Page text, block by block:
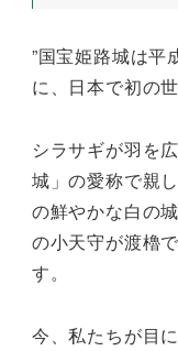
”国宝姫路城は平
に、日本で初の
シラサギが羽を
城」の愛称で親
の鮮やかな白の
の小天守が渡櫓
す。
今、私たちが目